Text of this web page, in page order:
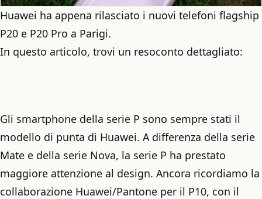
Huawei ha appena rilasciato i nuovi telefoni flagship
P20 e P20 Pro a Parigi.
In questo articolo, trovi un resoconto dettagliato:
Gli smartphone della serie P sono sempre stati il
modello di punta di Huawei. A differenza della serie
Mate e della serie Nova, la serie P ha prestato
maggiore attenzione al design. Ancora ricordiamo la
collaborazione Huawei/Pantone per il P10, con il